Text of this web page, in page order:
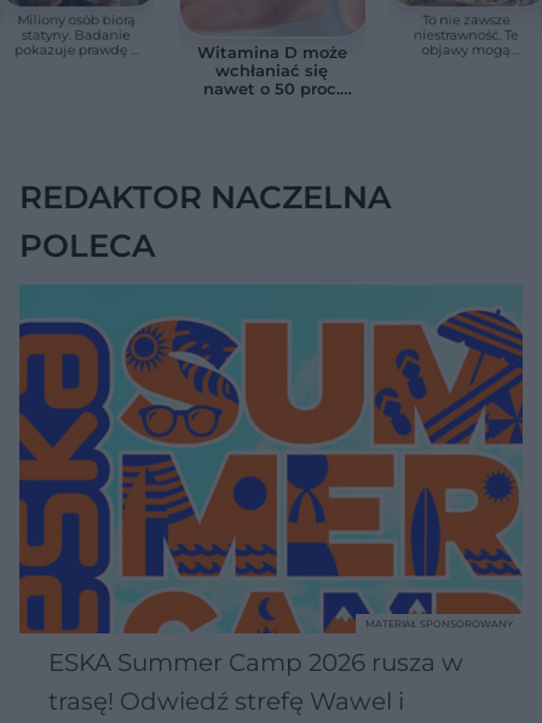
Miliony osób biorą
statyny. Badanie
pokazuje prawdę o
Witamina D może
wchłaniać się
nawet o 50 proc.
To nie zawsze
niestrawność. Te
objawy mogą
REDAKTOR NACZELNA
POLECA
ESKA Summer Camp 2026 rusza w
trasę! Odwiedź strefę Wawel i
MATERIAŁ SPONSOROWANY